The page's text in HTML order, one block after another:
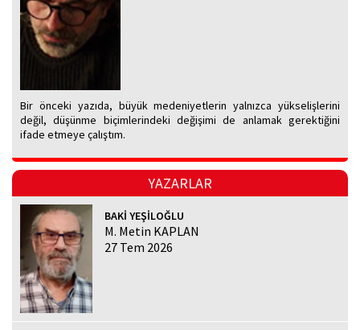
Bir önceki yazıda, büyük medeniyetlerin yalnızca yükselişlerini
değil, düşünme biçimlerindeki değişimi de anlamak gerektiğini
ifade etmeye çalıştım.
YAZARLAR
BAKİ YEŞİLOĞLU
M. Metin KAPLAN
27 Tem 2026